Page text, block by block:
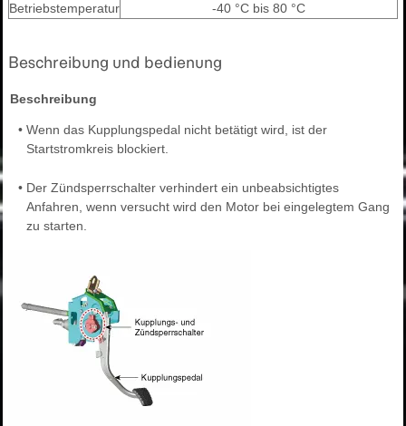
Betriebstemperatur
-40 °C bis 80 °C
Beschreibung und bedienung
Beschreibung
• Wenn das Kupplungspedal nicht betätigt wird, ist der
Startstromkreis blockiert.
• Der Zündsperrschalter verhindert ein unbeabsichtigtes
Anfahren, wenn versucht wird den Motor bei eingelegtem Gang
zu starten.